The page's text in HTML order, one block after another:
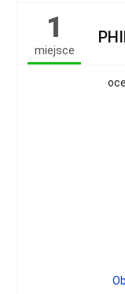
1
miejsce